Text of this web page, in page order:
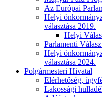
Az Európai
Helyi
választása 2019.
Helyi
Parlamenti
Helyi
választása 2024.
Polgármesteri Hivatal
Elérhetőség,
Lakossági